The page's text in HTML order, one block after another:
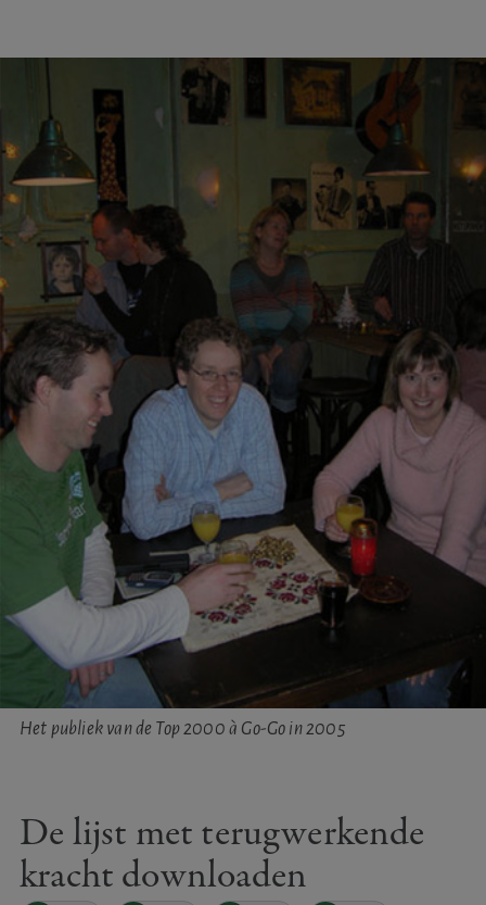
Het publiek van de Top 2000 à Go-Go in 2005
De lijst met terugwerkende
kracht downloaden